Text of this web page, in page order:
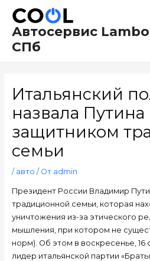
содержимому
Автосервис
СПб
Итальянский
назвала Путина
защитником
семьи
/ авто / От admin
Президент России Владимир
традиционной семьи, которая
уничтожения из-за этического
мышления, при котором не
норм). Об этом в воскресенье, 16
лидер итальянской партии
по
записям